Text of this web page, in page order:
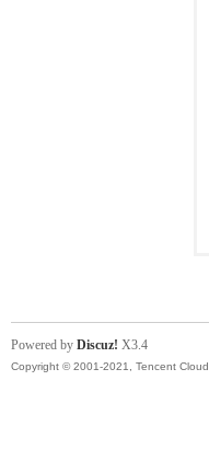
Powered by Discuz! X3.4
Copyright © 2001-2021, Tencent Cloud.